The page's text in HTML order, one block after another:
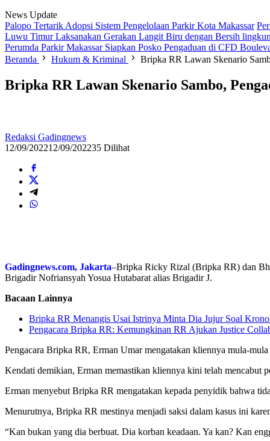
News Update
Palopo Tertarik Adopsi Sistem Pengelolaan Parkir Kota Makassar
Luwu Timur Laksanakan Gerakan Langit Biru dengan Bersih
Perumda Parkir Makassar Siapkan Posko Pengaduan di CFD
Beranda
Hukum & Kriminal Bripka RR Lawan Skenario
Bripka RR Lawan Skenario Sambo,
Redaksi Gadingnews
12/09/202212/09/202235 Dilihat
Gadingnews.com, Jakarta–Bripka Ricky Rizal (Bripka RR) dan
Brigadir Nofriansyah Yosua Hutabarat alias Brigadir J.
Bacaan Lainnya
Bripka RR Menangis Usai Istrinya Minta Dia Jujur Soal
Pengacara Bripka RR: Kemungkinan RR Ajukan Justice
Pengacara Bripka RR, Erman Umar mengatakan kliennya mula-
Kendati demikian, Erman memastikan kliennya kini telah mencabut
Erman menyebut Bripka RR mengatakan kepada penyidik bahwa
Menurutnya, Bripka RR mestinya menjadi saksi dalam kasus ini
“Kan bukan yang dia berbuat. Dia korban keadaan. Ya kan? Kan